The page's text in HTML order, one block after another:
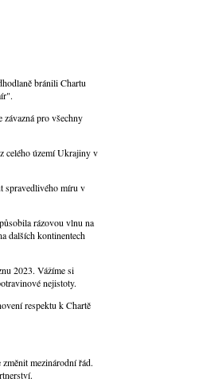
bránili Chartu
závazná pro všechny
celého území Ukrajiny v
spravedlivého míru v
rázovou vlnu na
dalších kontinentech
2023. Vážíme si
nejistoty.
respektu k Chartě
mezinárodní řád.